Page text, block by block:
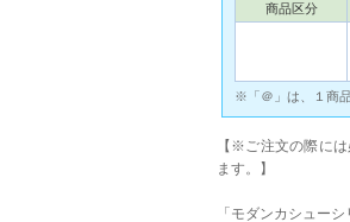
商品区分
※「＠」は、１商
【※ご注文の際に
ます。】
「モダンカシュー